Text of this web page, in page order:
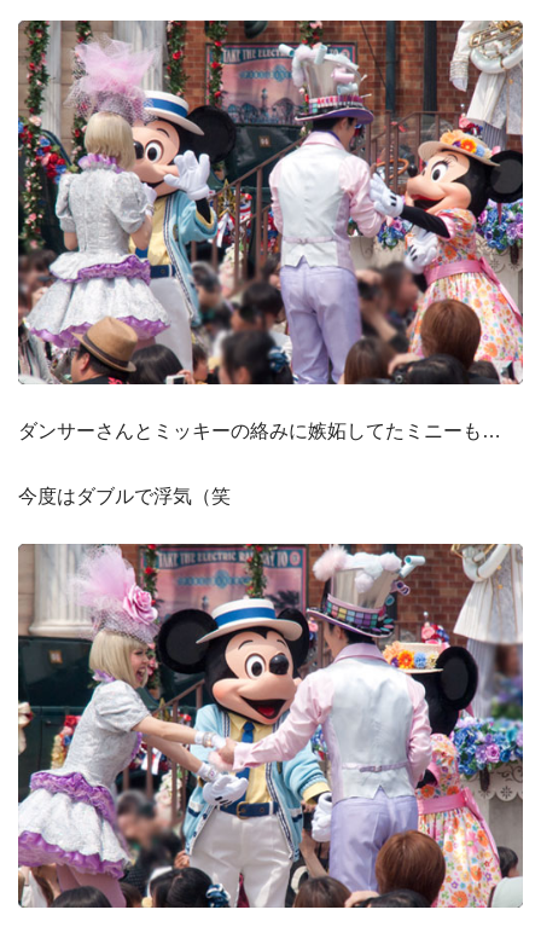
ダンサーさんとミッキーの絡みに嫉妬してたミニーも…
今度はダブルで浮気（笑